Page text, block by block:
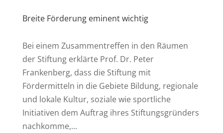
Breite Förderung eminent wichtig
Bei einem Zusammentreffen in den Räumen
der Stiftung erklärte Prof. Dr. Peter
Frankenberg, dass die Stiftung mit
Fördermitteln in die Gebiete Bildung, regionale
und lokale Kultur, soziale wie sportliche
Initiativen dem Auftrag ihres Stiftungsgründers
nachkomme,...